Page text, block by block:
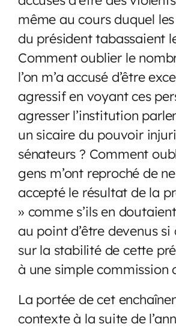
même au cours duquel
du président tabassaient
Comment oublier le
l’on m’a accusé d’être
agressif en voyant ces
agresser l’institution
un sicaire du pouvoir
sénateurs ? Comment
gens m’ont reproché de
accepté le résultat de la
» comme s’ils en
au point d’être devenus
sur la stabilité de cette
à une simple commission
La portée de cet
contexte à la suite de